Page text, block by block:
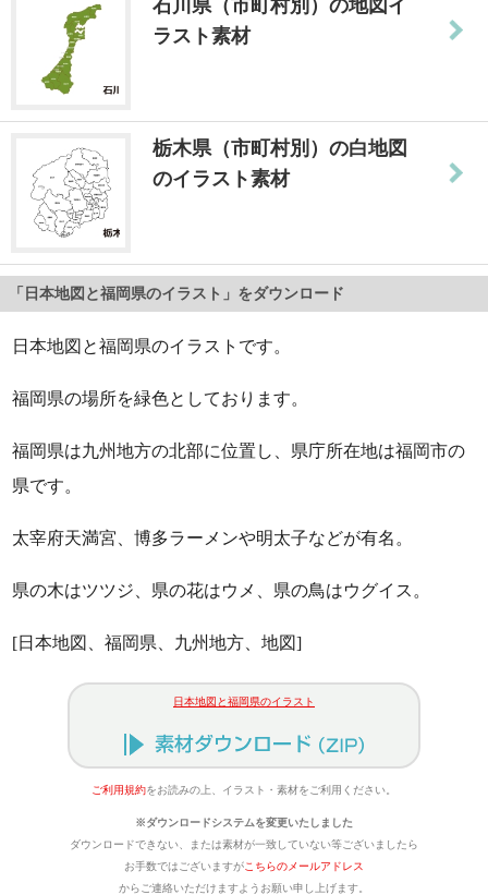
石川県（市町村別）の地図イ
ラスト素材
栃木県（市町村別）の白地図
のイラスト素材
「日本地図と福岡県のイラスト」をダウンロード
日本地図と福岡県のイラストです。
福岡県の場所を緑色としております。
福岡県は九州地方の北部に位置し、県庁所在地は福岡市の
県です。
太宰府天満宮、博多ラーメンや明太子などが有名。
県の木はツツジ、県の花はウメ、県の鳥はウグイス。
[日本地図、福岡県、九州地方、地図]
日本地図と福岡県のイラスト
ご利用規約をお読みの上、イラスト・素材をご利用ください。
※ダウンロードシステムを変更いたしました
ダウンロードできない、または素材が一致していない等ございましたら
お手数ではございますがこちらのメールアドレス
からご連絡いただけますようお願い申し上げます。